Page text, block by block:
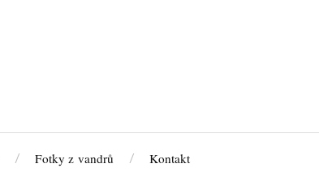
Fotky z vandrů Kontakt